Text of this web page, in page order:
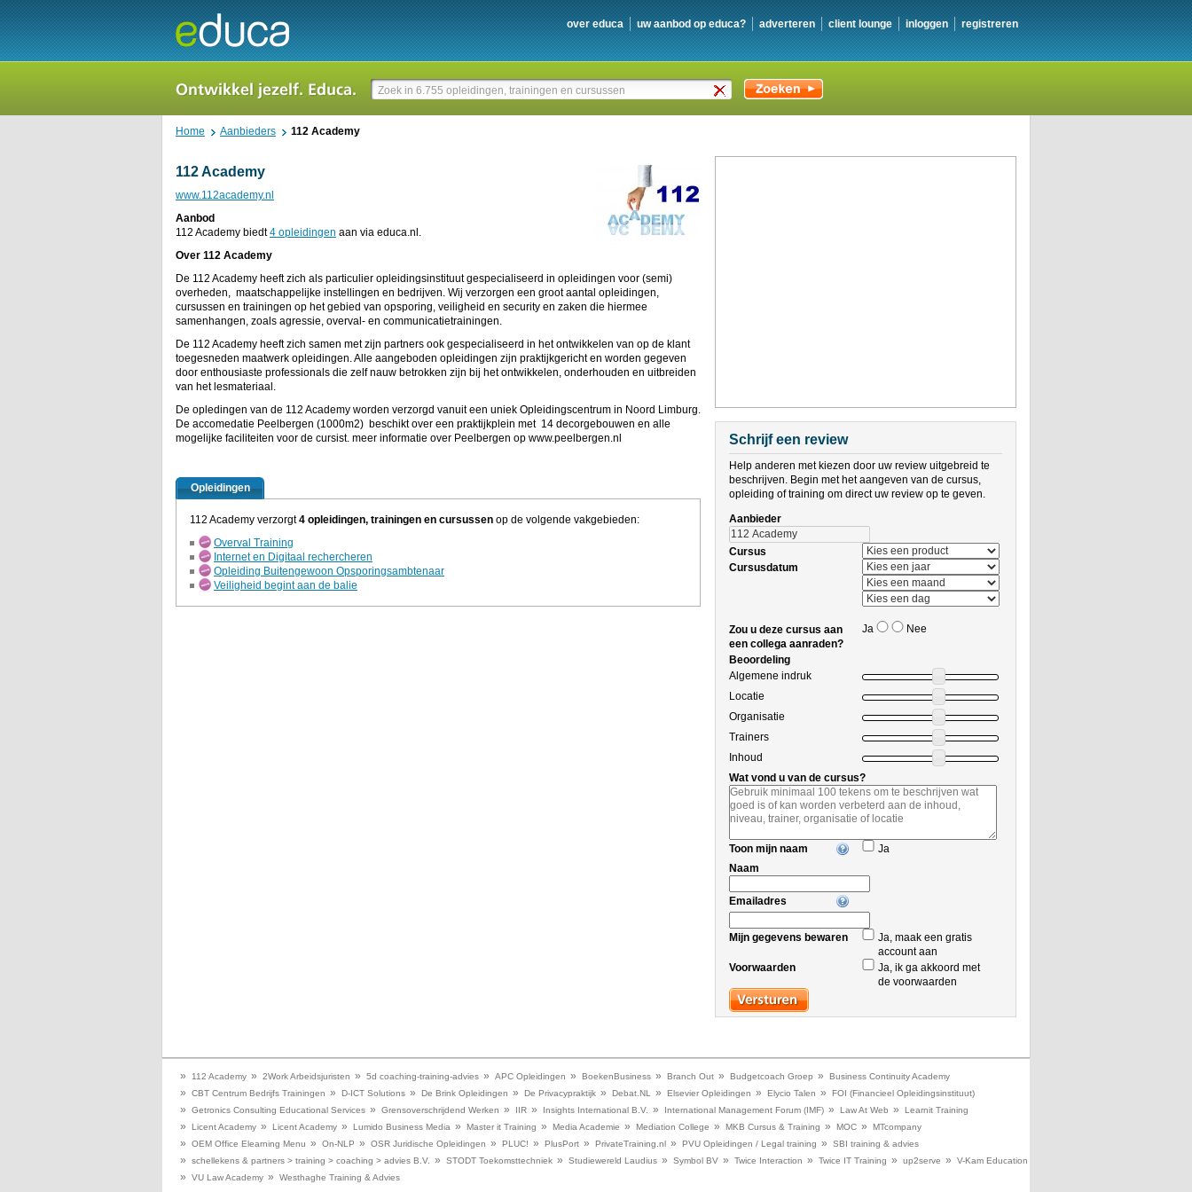
over educa uw aanbod op educa? adverteren client lounge inloggen registreren
Home Aanbieders 112 Academy
112 Academy
www.112academy.nl
Aanbod
112 Academy biedt4 opleidingen aan via educa.nl.
Over 112 Academy
De 112 Academy heeft zich als particulier opleidingsinstituut gespecialiseerd in opleidingen voor (semi)
overheden, maatschappelijke instellingen en bedrijven. Wij verzorgen een groot aantal opleidingen,
cursussen en trainingen op het gebied van opsporing, veiligheid en security en zaken die hiermee
samenhangen, zoals agressie, overval- en communicatietrainingen.
De 112 Academy heeft zich samen met zijn partners ook gespecialiseerd in het ontwikkelen van op de klant
toegesneden maatwerk opleidingen. Alle aangeboden opleidingen zijn praktijkgericht en worden gegeven
door enthousiaste professionals die zelf nauw betrokken zijn bij het ontwikkelen, onderhouden en uitbreiden
van het lesmateriaal.
De opledingen van de 112 Academy worden verzorgd vanuit een uniek Opleidingscentrum in Noord Limburg.
De accomedatie Peelbergen (1000m2) beschikt over een praktijkplein met 14 decorgebouwen en alle
mogelijke faciliteiten voor de cursist. meer informatie over Peelbergen op www.peelbergen.nl
Opleidingen
112 Academy verzorgt4 opleidingen, trainingen en cursussen op de volgende vakgebieden:
Overval Training
Internet en Digitaal rechercheren
Opleiding Buitengewoon Opsporingsambtenaar
Veiligheid begint aan de balie
Schrijf een review
Help anderen met kiezen door uw review uitgebreid te
beschrijven. Begin met het aangeven van de cursus,
opleiding of training om direct uw review op te geven.
Aanbieder
Cursus
Cursusdatum
Zou u deze cursus aan
een collega aanraden?
Ja Nee
Beoordeling
Algemene indruk
Locatie
Organisatie
Trainers
Inhoud
Wat vond u van de cursus?
Toon mijn naam
Ja
Naam
Emailadres
Mijn gegevens bewaren
Ja, maak een gratis
account aan
Voorwaarden
Ja, ik ga akkoord met
de voorwaarden
» 112 Academy » 2Work Arbeidsjuristen » 5d coaching-training-advies » APC Opleidingen » BoekenBusiness » Branch Out » Budgetcoach Groep » Business Continuity Academy
» CBT Centrum Bedrijfs Trainingen » D-ICT Solutions » De Brink Opleidingen » De Privacypraktijk » Debat.NL » Elsevier Opleidingen » Elycio Talen » FOI (Financieel Opleidingsinstituut)
» Getronics Consulting Educational Services » Grensoverschrijdend Werken » IIR » Insights International B.V. » International Management Forum (IMF) » Law At Web » Learnit Training
» Licent Academy » Licent Academy » Lumido Business Media » Master it Training » Media Academie » Mediation College » MKB Cursus & Training » MOC » MTcompany
» OEM Office Elearning Menu » On-NLP » OSR Juridische Opleidingen » PLUC! » PlusPort » PrivateTraining.nl » PVU Opleidingen / Legal training » SBI training & advies
» schellekens & partners > training > coaching > advies B.V. » STODT Toekomsttechniek » Studiewereld Laudius » Symbol BV » Twice Interaction » Twice IT Training » up2serve » V-Kam Education
» VU Law Academy » Westhaghe Training & Advies